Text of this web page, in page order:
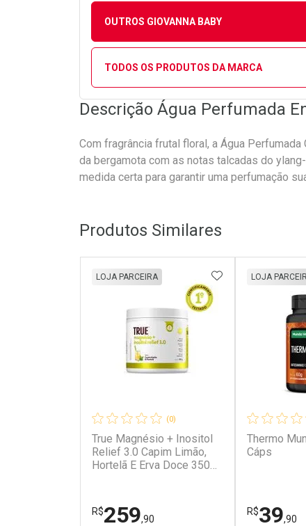
OUTROS GIOVANNA BABY
TODOS OS PRODUTOS DA MARCA
Descrição Água Perfumada
Com fragrância frutal floral, a Água
da bergamota com as notas talcadas do
medida certa para garantir uma perfumação
Produtos Similares
(0)
True Magnésio + Inositol
Relief 3.0 Capim Limão,
Hortelã E Erva Doce 350G
350G
LOJA PARCEIRA
R$259,90
ADICIONAR
Thermo
Cáps
LOJA
R$39,90